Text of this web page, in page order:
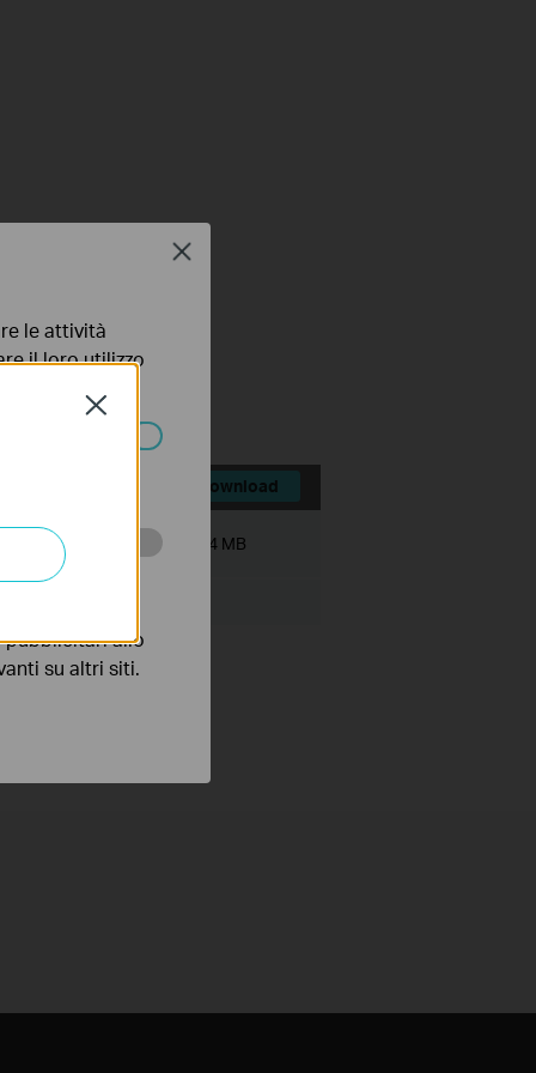
Download
Dimensioni file: 9.84 MB
Close
le attività
il loro utilizzo
essere
di
pubblicitari allo
su altri siti.
Close